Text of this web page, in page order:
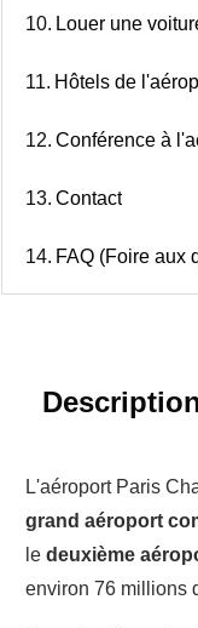
10. Louer une
11. Hôtels de
12. Conférence à
13. Contact
14. FAQ (Foire aux
L'aéroport Paris
grand aéroport
le deuxième
environ 76 millions